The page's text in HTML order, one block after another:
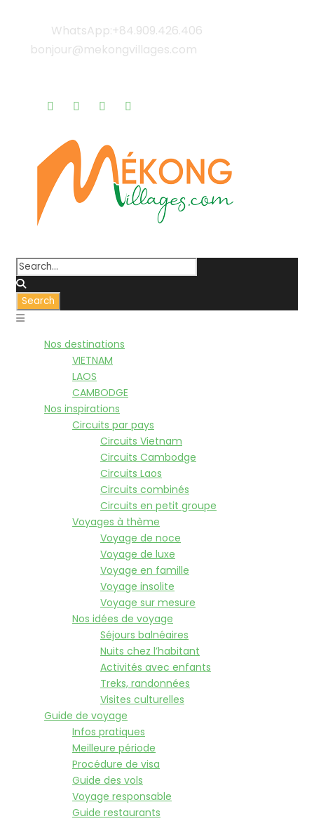
WhatsApp:+84.909.426.406
bonjour@mekongvillages.com
Nos destinations
VIETNAM
LAOS
CAMBODGE
Nos inspirations
Circuits par pays
Circuits Vietnam
Circuits Cambodge
Circuits Laos
Circuits combinés
Circuits en petit groupe
Voyages à thème
Voyage de noce
Voyage de luxe
Voyage en famille
Voyage insolite
Voyage sur mesure
Nos idées de voyage
Séjours balnéaires
Nuits chez l’habitant
Activités avec enfants
Treks, randonnées
Visites culturelles
Guide de voyage
Infos pratiques
Meilleure période
Procédure de visa
Guide des vols
Voyage responsable
Guide restaurants